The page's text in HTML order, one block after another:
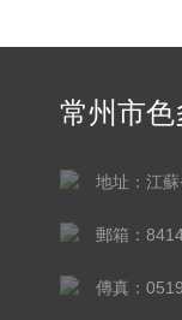
常州市
地址：
郵箱：
傳真：